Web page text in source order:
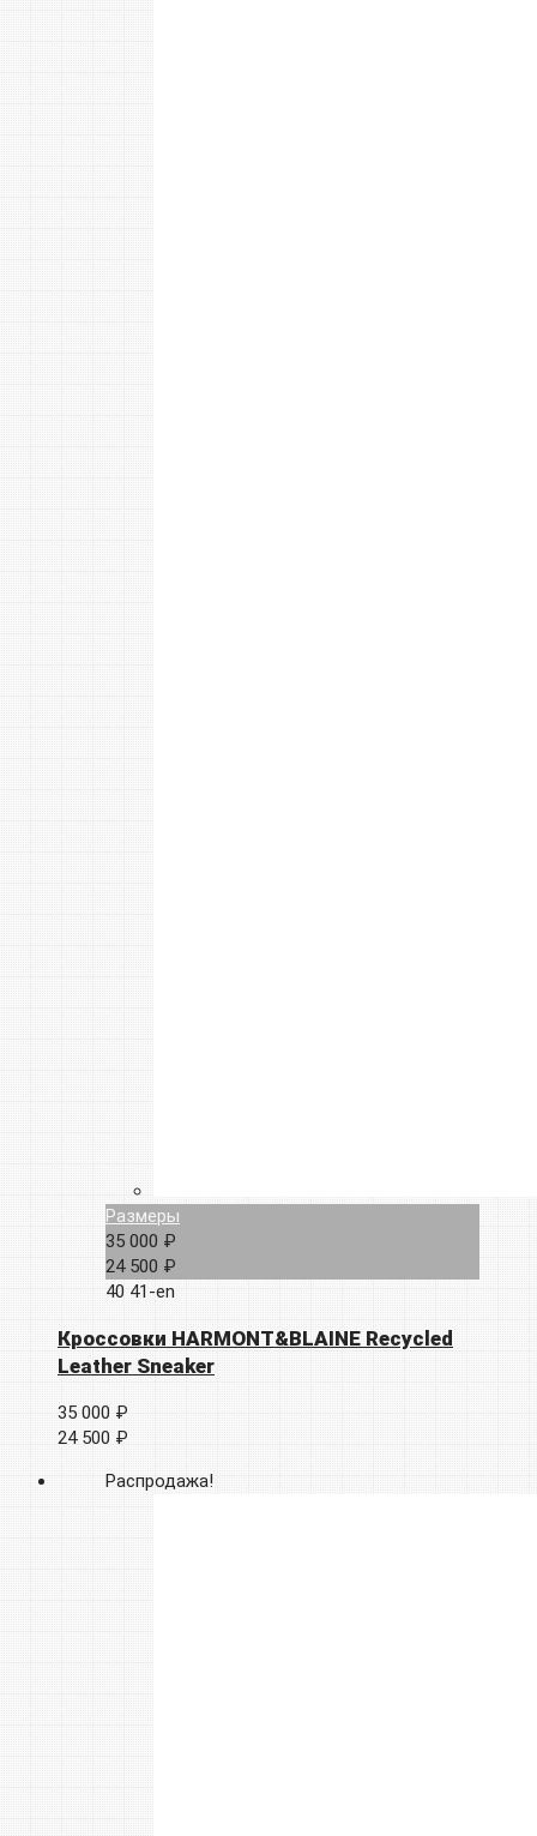
Размеры
35 000 ₽
24 500 ₽
40 41-en
Кроссовки HARMONT&BLAINE Recycled
Leather Sneaker
35 000 ₽
24 500 ₽
Распродажа!